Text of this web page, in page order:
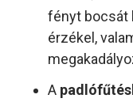
fényt bocsát
érzékel,
A